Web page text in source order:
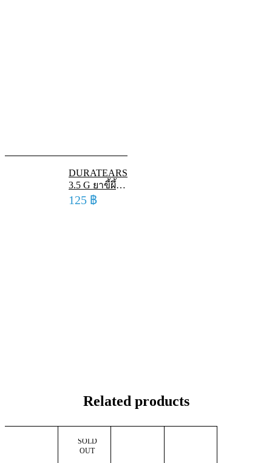
DURATEARS
3.5 G ยาขี้ผึ้ง
ทาตาชนิด
125 ฿
Related products
SOLD
OUT